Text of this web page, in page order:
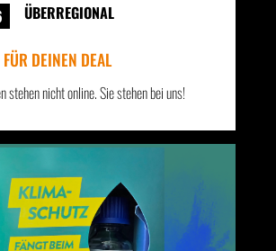
ÜBERREGIONAL
DEINEN DEAL
stehen nicht online. Sie stehen bei uns!